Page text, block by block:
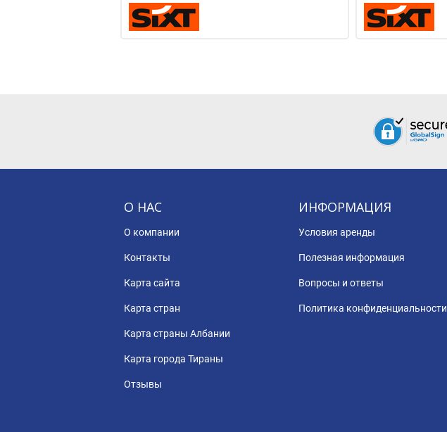
О НАС
О компании
Контакты
Карта сайта
Карта стран
Карта страны Албании
Карта города Тираны
Отзывы
ИНФОРМАЦИЯ
Условия аренды
Полезная информация
Вопросы и ответы
Политика конфиденциальности